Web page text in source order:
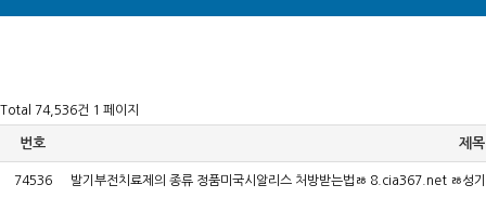
Total 74,536건 1 페이지
번호 제목
74536 발기부전치료제의 종류 정품미국시알리스 처방받는법ㅀ 8.cia367.net ㅀ성